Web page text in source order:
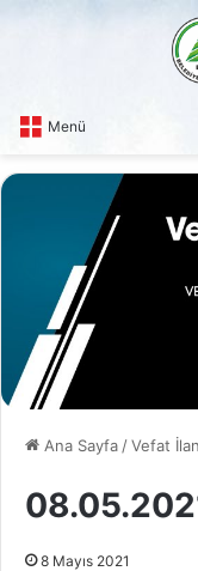
Menü
Ana Sayfa /Vefat
8 Mayıs 2021